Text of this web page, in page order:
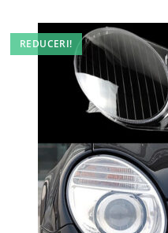
REDUCERI!